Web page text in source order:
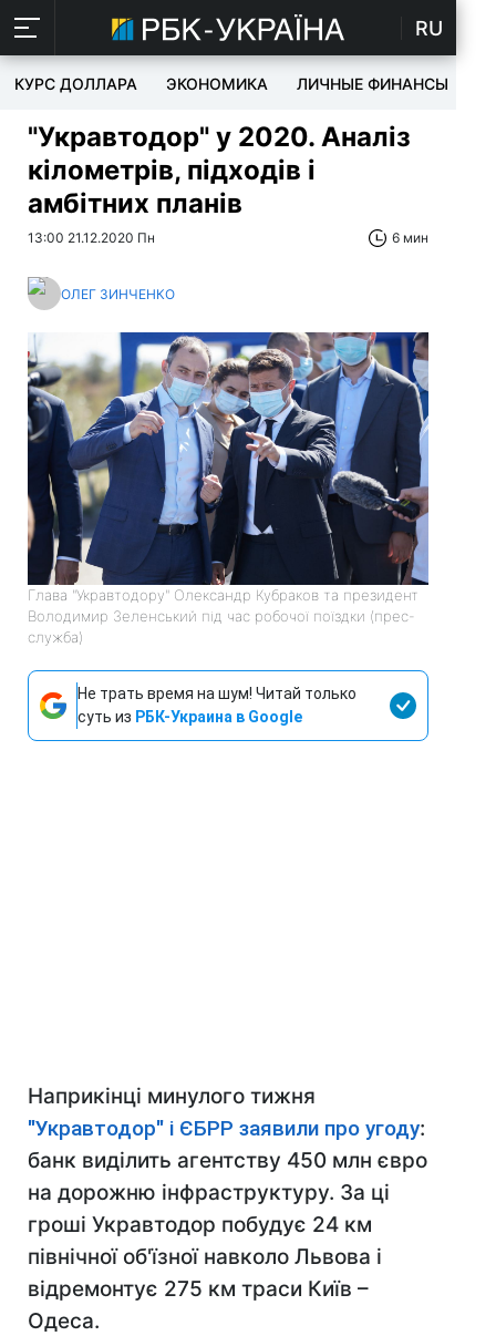
RU
КУРС ДОЛЛАРА ЭКОНОМИКА ЛИЧНЫЕ ФИНАНСЫ
"Укравтодор" у 2020. Аналіз
кілометрів, підходів і
амбітних планів
13:00 21.12.2020 Пн 6 мин
ОЛЕГ ЗИНЧЕНКО
Глава "Укравтодору" Олександр Кубраков та президент
Володимир Зеленський під час робочої поїздки (прес-
служба)
Не трать время на шум! Читай только
суть из РБК-Украина в Google
Наприкінці минулого тижня
"Укравтодор" і ЄБРР заявили про угоду:
банк виділить агентству 450 млн євро
на дорожню інфраструктуру. За ці
гроші Укравтодор побудує 24 км
північної об'їзної навколо Львова і
відремонтує 275 км траси Київ –
Одеса.